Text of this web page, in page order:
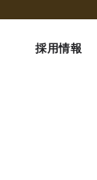
採用情報